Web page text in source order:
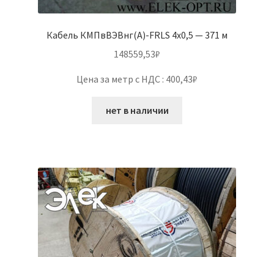
Кабель КМПвВЭВнг(А)-FRLS 4х0,5 — 371 м
148559,53₽
Цена за метр с НДС : 400,43₽
нет в наличии